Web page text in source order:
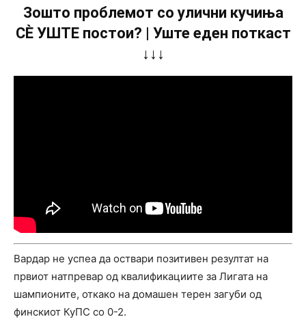
Зошто проблемот со улични кучиња
СÈ УШТЕ постои? | Уште еден поткаст
↓↓↓
Вардар не успеа да оствари позитивен резултат на
првиот натпревар од квалификациите за Лигата на
шампионите, откако на домашен терен загуби од
финскиот КуПС со 0-2.